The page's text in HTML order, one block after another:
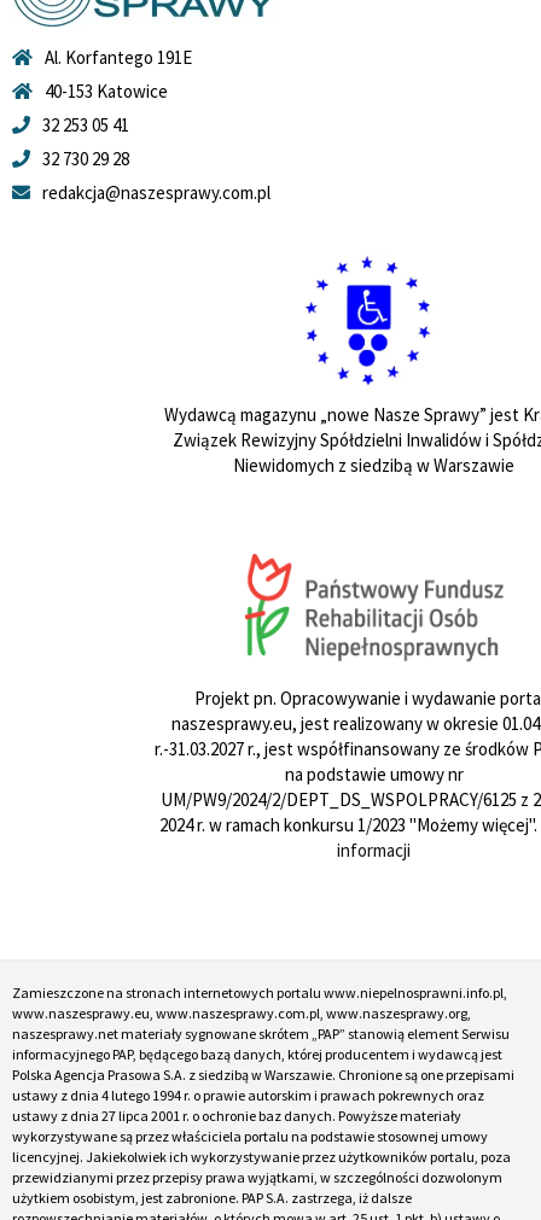
Al. Korfantego 191E
40-153 Katowice
32 253 05 41
32 730 29 28
redakcja@naszesprawy.com.pl
Wydawcą magazynu „nowe Nasze Sprawy” jest
Związek Rewizyjny Spółdzielni Inwalidów i
Niewidomych z siedzibą w Warszawie
Projekt pn. Opracowywanie i wydawanie
naszesprawy.eu, jest realizowany w okresie
r.-31.03.2027 r., jest współfinansowany ze środków
na podstawie umowy nr
UM/PW9/2024/2/DEPT_DS_WSPOLPRACY/6125 z
2024 r. w ramach konkursu 1/2023 "Możemy więcej".
informacji
Zamieszczone na stronach internetowych portalu www.niepelnosprawni.info.pl,
www.naszesprawy.eu, www.naszesprawy.com.pl, www.naszesprawy.org,
naszesprawy.net materiały sygnowane skrótem „PAP” stanowią element Serwisu
informacyjnego PAP, będącego bazą danych, której producentem i wydawcą jest
Polska Agencja Prasowa S.A. z siedzibą w Warszawie. Chronione są one przepisami
ustawy z dnia 4 lutego 1994 r. o prawie autorskim i prawach pokrewnych oraz
ustawy z dnia 27 lipca 2001 r. o ochronie baz danych. Powyższe materiały
wykorzystywane są przez właściciela portalu na podstawie stosownej umowy
licencyjnej. Jakiekolwiek ich wykorzystywanie przez użytkowników portalu, poza
przewidzianymi przez przepisy prawa wyjątkami, w szczególności dozwolonym
użytkiem osobistym, jest zabronione. PAP S.A. zastrzega, iż dalsze